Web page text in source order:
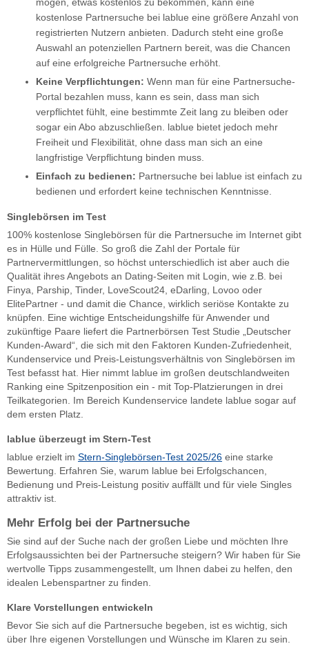
kostenlose Partnersuche bei lablue eine größere Anzahl von
registrierten Nutzern anbieten. Dadurch steht eine große
Auswahl an potenziellen Partnern bereit, was die Chancen
auf eine erfolgreiche Partnersuche erhöht.
Keine Verpflichtungen: Wenn man für eine Partnersuche-
Portal bezahlen muss, kann es sein, dass man sich
verpflichtet fühlt, eine bestimmte Zeit lang zu bleiben oder
sogar ein Abo abzuschließen. lablue bietet jedoch mehr
Freiheit und Flexibilität, ohne dass man sich an eine
langfristige Verpflichtung binden muss.
Einfach zu bedienen: Partnersuche bei lablue ist einfach zu
bedienen und erfordert keine technischen Kenntnisse.
Singlebörsen im Test
100% kostenlose Singlebörsen für die Partnersuche im Internet gibt
es in Hülle und Fülle. So groß die Zahl der Portale für
Partnervermittlungen, so höchst unterschiedlich ist aber auch die
Qualität ihres Angebots an Dating-Seiten mit Login, wie z.B. bei
Finya, Parship, Tinder, LoveScout24, eDarling, Lovoo oder
ElitePartner - und damit die Chance, wirklich seriöse Kontakte zu
knüpfen. Eine wichtige Entscheidungshilfe für Anwender und
zukünftige Paare liefert die Partnerbörsen Test Studie „Deutscher
Kunden-Award“, die sich mit den Faktoren Kunden-Zufriedenheit,
Kundenservice und Preis-Leistungsverhältnis von Singlebörsen im
Test befasst hat. Hier nimmt lablue im großen deutschlandweiten
Ranking eine Spitzenposition ein - mit Top-Platzierungen in drei
Teilkategorien. Im Bereich Kundenservice landete lablue sogar auf
dem ersten Platz.
lablue überzeugt im Stern-Test
lablue erzielt im Stern-Singlebörsen-Test 2025/26 eine starke
Bewertung. Erfahren Sie, warum lablue bei Erfolgschancen,
Bedienung und Preis-Leistung positiv auffällt und für viele Singles
attraktiv ist.
Mehr Erfolg bei der Partnersuche
Sie sind auf der Suche nach der großen Liebe und möchten Ihre
Erfolgsaussichten bei der Partnersuche steigern? Wir haben für Sie
wertvolle Tipps zusammengestellt, um Ihnen dabei zu helfen, den
idealen Lebenspartner zu finden.
Klare Vorstellungen entwickeln
Bevor Sie sich auf die Partnersuche begeben, ist es wichtig, sich
über Ihre eigenen Vorstellungen und Wünsche im Klaren zu sein.